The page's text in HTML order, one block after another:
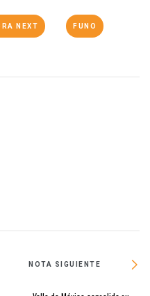
NEXT FUNO
NOTA SIGUIENTE